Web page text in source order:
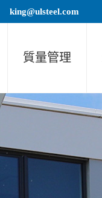
king@ulsteel.com
質量管理